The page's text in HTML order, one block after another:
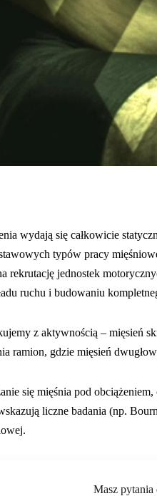
wydają się całkowicie
typów pracy
rekrutację jednostek
ruchu i budowaniu
z aktywnością – mięsień
ramion, gdzie mięsień
się mięśnia pod
liczne badania (np.
Masz pytania